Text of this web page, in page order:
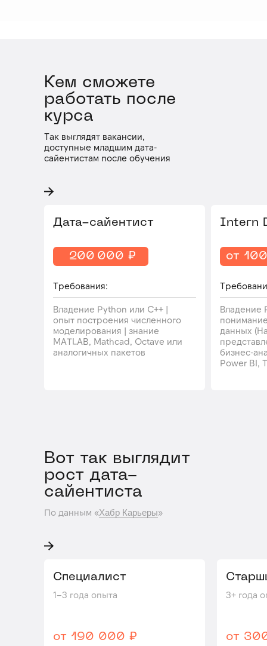
Кем сможете
работать после
курса
Так выглядят вакансии,
доступные младшим дата-
сайентистам после обучения
Дата-сайентист
Требования:
Владение Python или C++ |
опыт построения численного
моделирования | знание
MATLAB, Mathcad, Octave или
аналогичных пакетов
200 000 ₽
Intern
Владение
данных
бизнес-
Power BI,
от
Вот так выглядит
рост дата-
сайентиста
По данным «Хабр Карьеры»
Python-
По данным «Хабр Карьеры»
Специалист
1–3 года опыта
от 190 000 ₽
3+ года
от